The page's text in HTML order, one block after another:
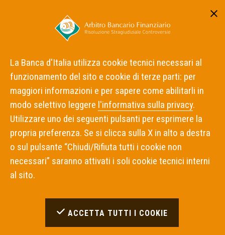
Home
Intermediari Inadempienti
Risultati Ricerca Inadempimenti
Risultati Ricerca
Inadempimenti
Inadempimenti Trovati:
OPZIONI DI RICERCA UTILIZZATE
La Banca d'Italia utilizza cookie tecnici necessari al
funzionamento del sito e cookie di terze parti: per
maggiori informazioni e per sapere come abilitarli in
modo selettivo leggere l'informativa sulla privacy.
Utilizzare uno dei seguenti pulsanti per esprimere la
propria preferenza. Se si clicca sulla X in alto a destra
o sul pulsante “Chiudi/Rifiuta tutti i cookie non
necessari” saranno attivati i soli cookie tecnici interni
al sito.
ACCETTA TUTTI I COOKIE